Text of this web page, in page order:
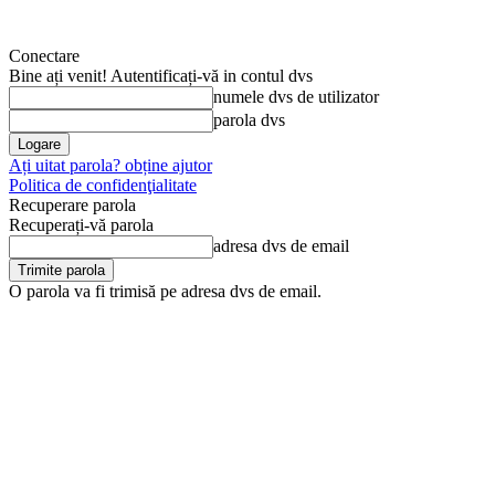
Conectare
Bine ați venit! Autentificați-vă in contul dvs
numele dvs de utilizator
parola dvs
Ați uitat parola? obține ajutor
Politica de confidenţialitate
Recuperare parola
Recuperați-vă parola
adresa dvs de email
O parola va fi trimisă pe adresa dvs de email.